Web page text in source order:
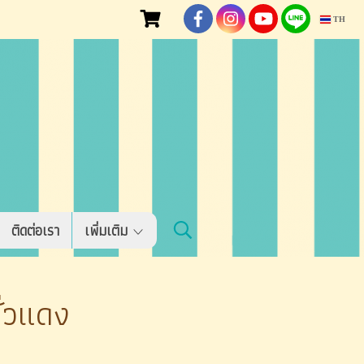
TH
ติดต่อเรา เพิ่มเติม
แดง